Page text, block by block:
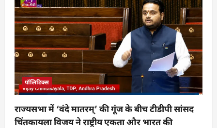
पॉलिटिक्स
राज्यसभा में ‘वंदे मातरम्’ की गूंज के बीच टीडीपी सांसद
चिंतकायला विजय ने राष्ट्रीय एकता और भारत की